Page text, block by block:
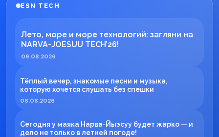
ESN TECH
Лето, море и море технологий: загляни на
NARVA-JÕESUU TECH’26!
09.08.2026
Тёплый вечер, знакомые песни и музыка,
которую хочется слушать без спешки
08.08.2026
Сегодня у маяка Нарва-Йыэсуу будет жарко — и
дело не только в летней погоде!